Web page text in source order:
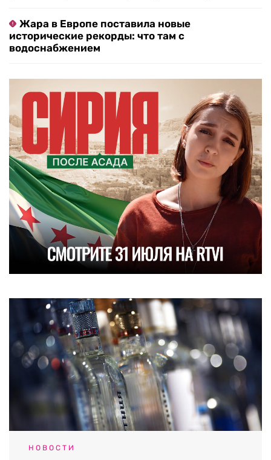
Жара в Европе поставила новые
исторические рекорды: что там с
водоснабжением
НОВОСТИ